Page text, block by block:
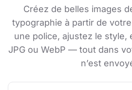
Créez de belles images
typographie à partir de
une police, ajustez le style,
JPG ou WebP — tout dans
n’est